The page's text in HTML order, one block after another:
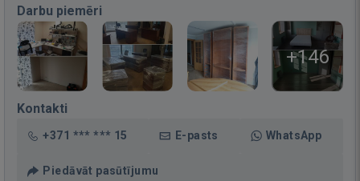
Darbu piemēri
+146
Kontakti
+371 *** *** 15 E-pasts WhatsApp
Piedāvāt pasūtījumu